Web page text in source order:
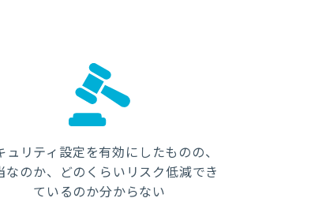
ュリティ設定を有効にしたものの、
なのか、どのくらいリスク低減でき
ているのか分からない